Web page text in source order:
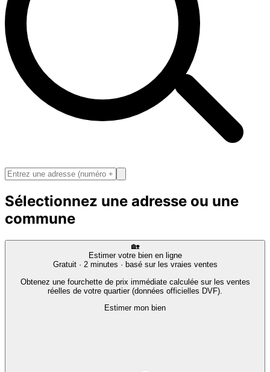
Sélectionnez une adresse ou une
commune
🏡
Estimer votre bien en ligne
Gratuit · 2 minutes · basé sur les vraies ventes
Obtenez une fourchette de prix immédiate calculée sur les ventes
réelles de votre quartier (données officielles DVF).
Estimer mon bien